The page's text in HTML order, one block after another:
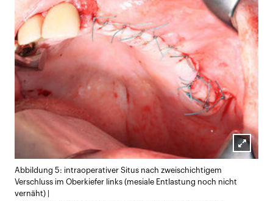
Abbildung 5: intraoperativer Situs nach zweischichtigem
Verschluss im Oberkiefer links (mesiale Entlastung noch nicht
vernäht) |